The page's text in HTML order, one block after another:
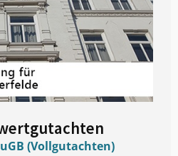
(Vollgutachten)